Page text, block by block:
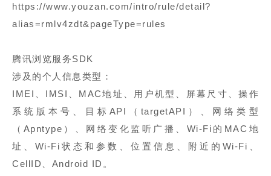
https://www.youzan.com/intro/rule/detail?
alias=rmlv4zdt&pageType=rules
腾讯浏览服务SDK
涉及的个人信息类型：
IMEI、IMSI、MAC地址、用户机型、屏幕尺寸、操作
系统版本号、目标API（targetAPI）、网络类型
（Apntype）、网络变化监听广播、Wi-Fi的MAC地
址、Wi-Fi状态和参数、位置信息、附近的Wi-Fi、
CellID、Android ID。